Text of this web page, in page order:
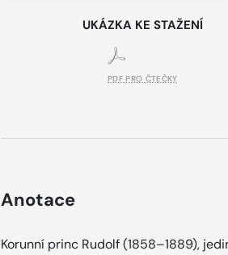
UKÁZKA KE STAŽENÍ
PDF PRO ČTEČKY
Anotace
Korunní princ Rudolf (1858–1889),